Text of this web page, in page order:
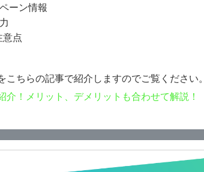
ーン情報
意点
ちらの記事で紹介しますのでご覧ください。
介！メリット、デメリットも合わせて解説！